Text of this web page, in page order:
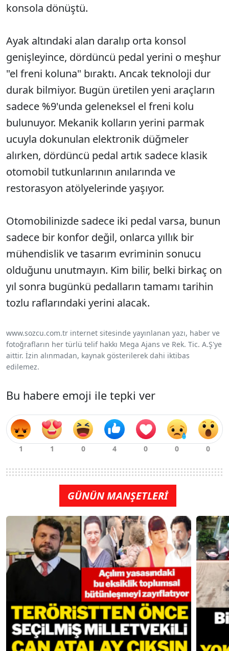
konsola dönüştü.
Ayak altındaki alan daralıp orta konsol
genişleyince, dördüncü pedal yerini o meşhur
"el freni koluna" bıraktı. Ancak teknoloji dur
durak bilmiyor. Bugün üretilen yeni araçların
sadece %9'unda geleneksel el freni kolu
bulunuyor. Mekanik kolların yerini parmak
ucuyla dokunulan elektronik düğmeler
alırken, dördüncü pedal artık sadece klasik
otomobil tutkunlarının anılarında ve
restorasyon atölyelerinde yaşıyor.
Otomobilinizde sadece iki pedal varsa, bunun
sadece bir konfor değil, onlarca yıllık bir
mühendislik ve tasarım evriminin sonucu
olduğunu unutmayın. Kim bilir, belki birkaç on
yıl sonra bugünkü pedalların tamamı tarihin
tozlu raflarındaki yerini alacak.
www.sozcu.com.tr internet sitesinde yayınlanan yazı, haber ve
fotoğrafların her türlü telif hakkı Mega Ajans ve Rek. Tic. A.Ş'ye
aittir. İzin alınmadan, kaynak gösterilerek dahi iktibas
edilemez.
Bu habere emoji ile tepki ver
GÜNÜN MANŞETLERİ